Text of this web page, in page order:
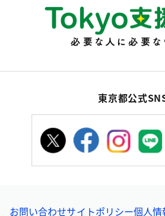
東京都公式
お問い合わせサイトポリシー個人